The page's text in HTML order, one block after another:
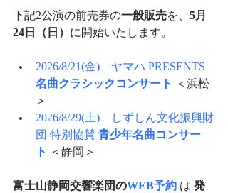
下記2公演の前売券の一般販売を、 5月
24日（日） に開始いたします。
2026/8/21(金)　ヤマハ PRESENTS
名曲クラシックコンサート
＜浜松
＞
2026/8/29(土)　しずしん文化振興財
団 特別協賛 青少年名曲コンサー
ト
＜静岡＞
富士山静岡交響楽団のWEB予約 は 発